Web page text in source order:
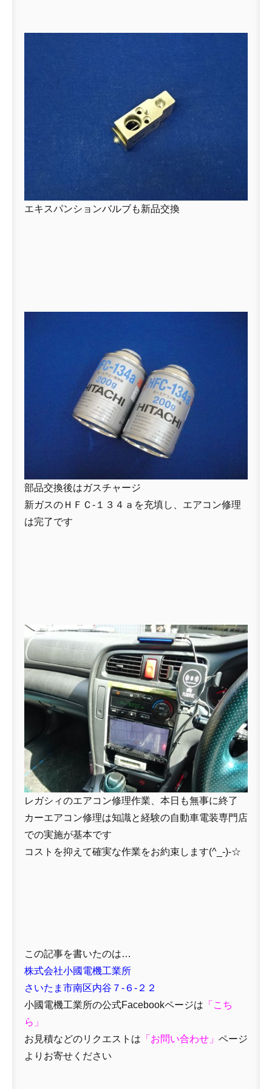
エキスパンションバルブも新品交換
部品交換後はガスチャージ
新ガスのＨＦＣ-１３４ａを充填し、エアコン修理
は完了です
レガシィのエアコン修理作業、本日も無事に終了
カーエアコン修理は知識と経験の自動車電装専門店
での実施が基本です
コストを抑えて確実な作業をお約束します(^_-)-☆
この記事を書いたのは…
株式会社小國電機工業所
さいたま市南区内谷７-６-２２
小國電機工業所の公式Facebookページは 「 こち
ら」
お見積などのリクエストは 「 お問い合わせ 」 ページ
よりお寄せください